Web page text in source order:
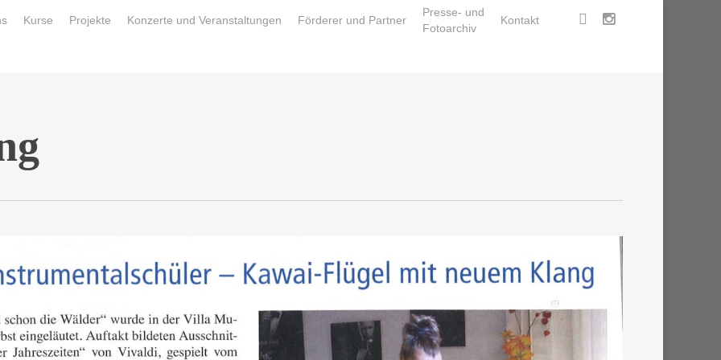
Kurse Projekte Konzerte und Veranstaltungen Förderer und Partner
Presse- und
Fotoarchiv
Kontakt facebookinstagram